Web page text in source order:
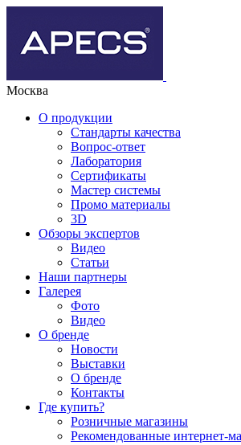
Москва
О продукции
Стандарты качества
Вопрос-ответ
Лаборатория
Сертификаты
Мастер системы
Промо материалы
3D
Обзоры экспертов
Видео
Статьи
Наши партнеры
Галерея
Фото
Видео
О бренде
Новости
Выставки
О бренде
Контакты
Где купить?
Розничные магазины
Рекомендованные интернет-